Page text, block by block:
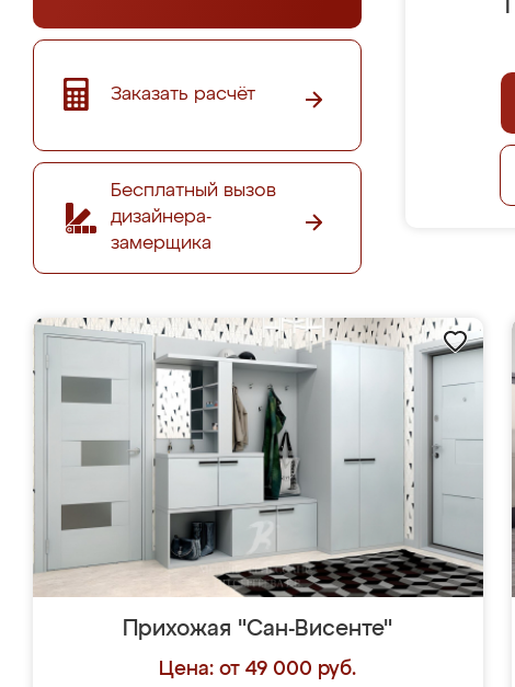
Заказать расчёт
Бесплатный вызов
дизайнера-
замерщика
Прихожая "Сан-Висенте"
Цена: от 49 000 руб.